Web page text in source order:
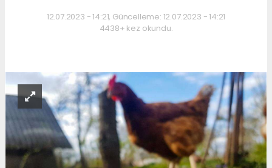
12.07.2023 - 14:21, Güncelleme: 12.07.2023 - 14:21
4438+ kez okundu.